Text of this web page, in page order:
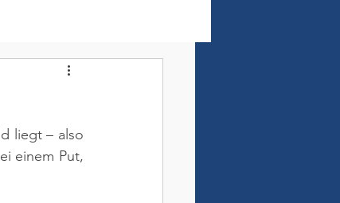
liegt – also
einem Put,